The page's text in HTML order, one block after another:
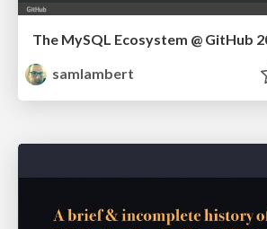
The MySQL Ecosystem @ GitHub
samlambert